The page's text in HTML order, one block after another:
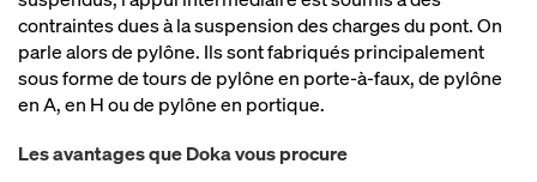
contraintes dues à la suspension des charges du pont. On
parle alors de pylône. Ils sont fabriqués principalement
sous forme de tours de pylône en porte-à-faux, de pylône
en A, en H ou de pylône en portique.
Les avantages que Doka vous procure